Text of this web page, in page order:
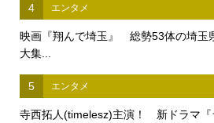
4 エンタメ
映画『翔んで埼玉』 総勢53体の埼玉
大集...
5 エンタメ
寺西拓人(timelesz)主演！ 新ドラマ『